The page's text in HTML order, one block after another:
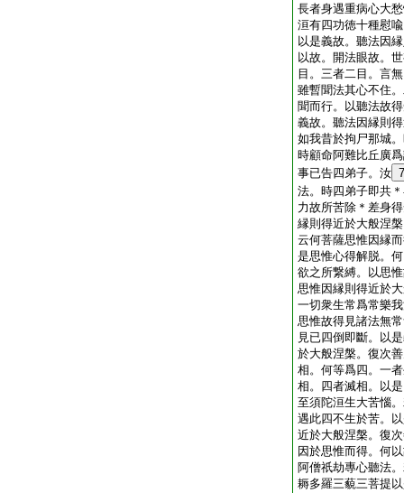
長者身遇重病心大
洹有四功徳十種慰
以是義故。聽法因
以故。開法眼故。
目。三者二目。言
雖暫聞法其心不住
聞而行。以聽法故
義故。聽法因縁則
如我昔於拘尸那城
時顧命阿難比丘廣
事已告四弟子。汝 7
法。時四弟子即共
力故所苦除＊差身
縁則得近於大般涅槃
云何菩薩思惟因縁
是思惟心得解脱。
欲之所繋縛。以思
思惟因縁則得近於
一切衆生常爲常樂
思惟故得見諸法無
見已四倒即斷。以
於大般涅槃。復次
相。何等爲四。一
相。四者滅相。以
至須陀洹生大苦惱
遇此四不生於苦。
近於大般涅槃。復
因於思惟而得。何
阿僧祇劫專心聽法
耨多羅三藐三菩提